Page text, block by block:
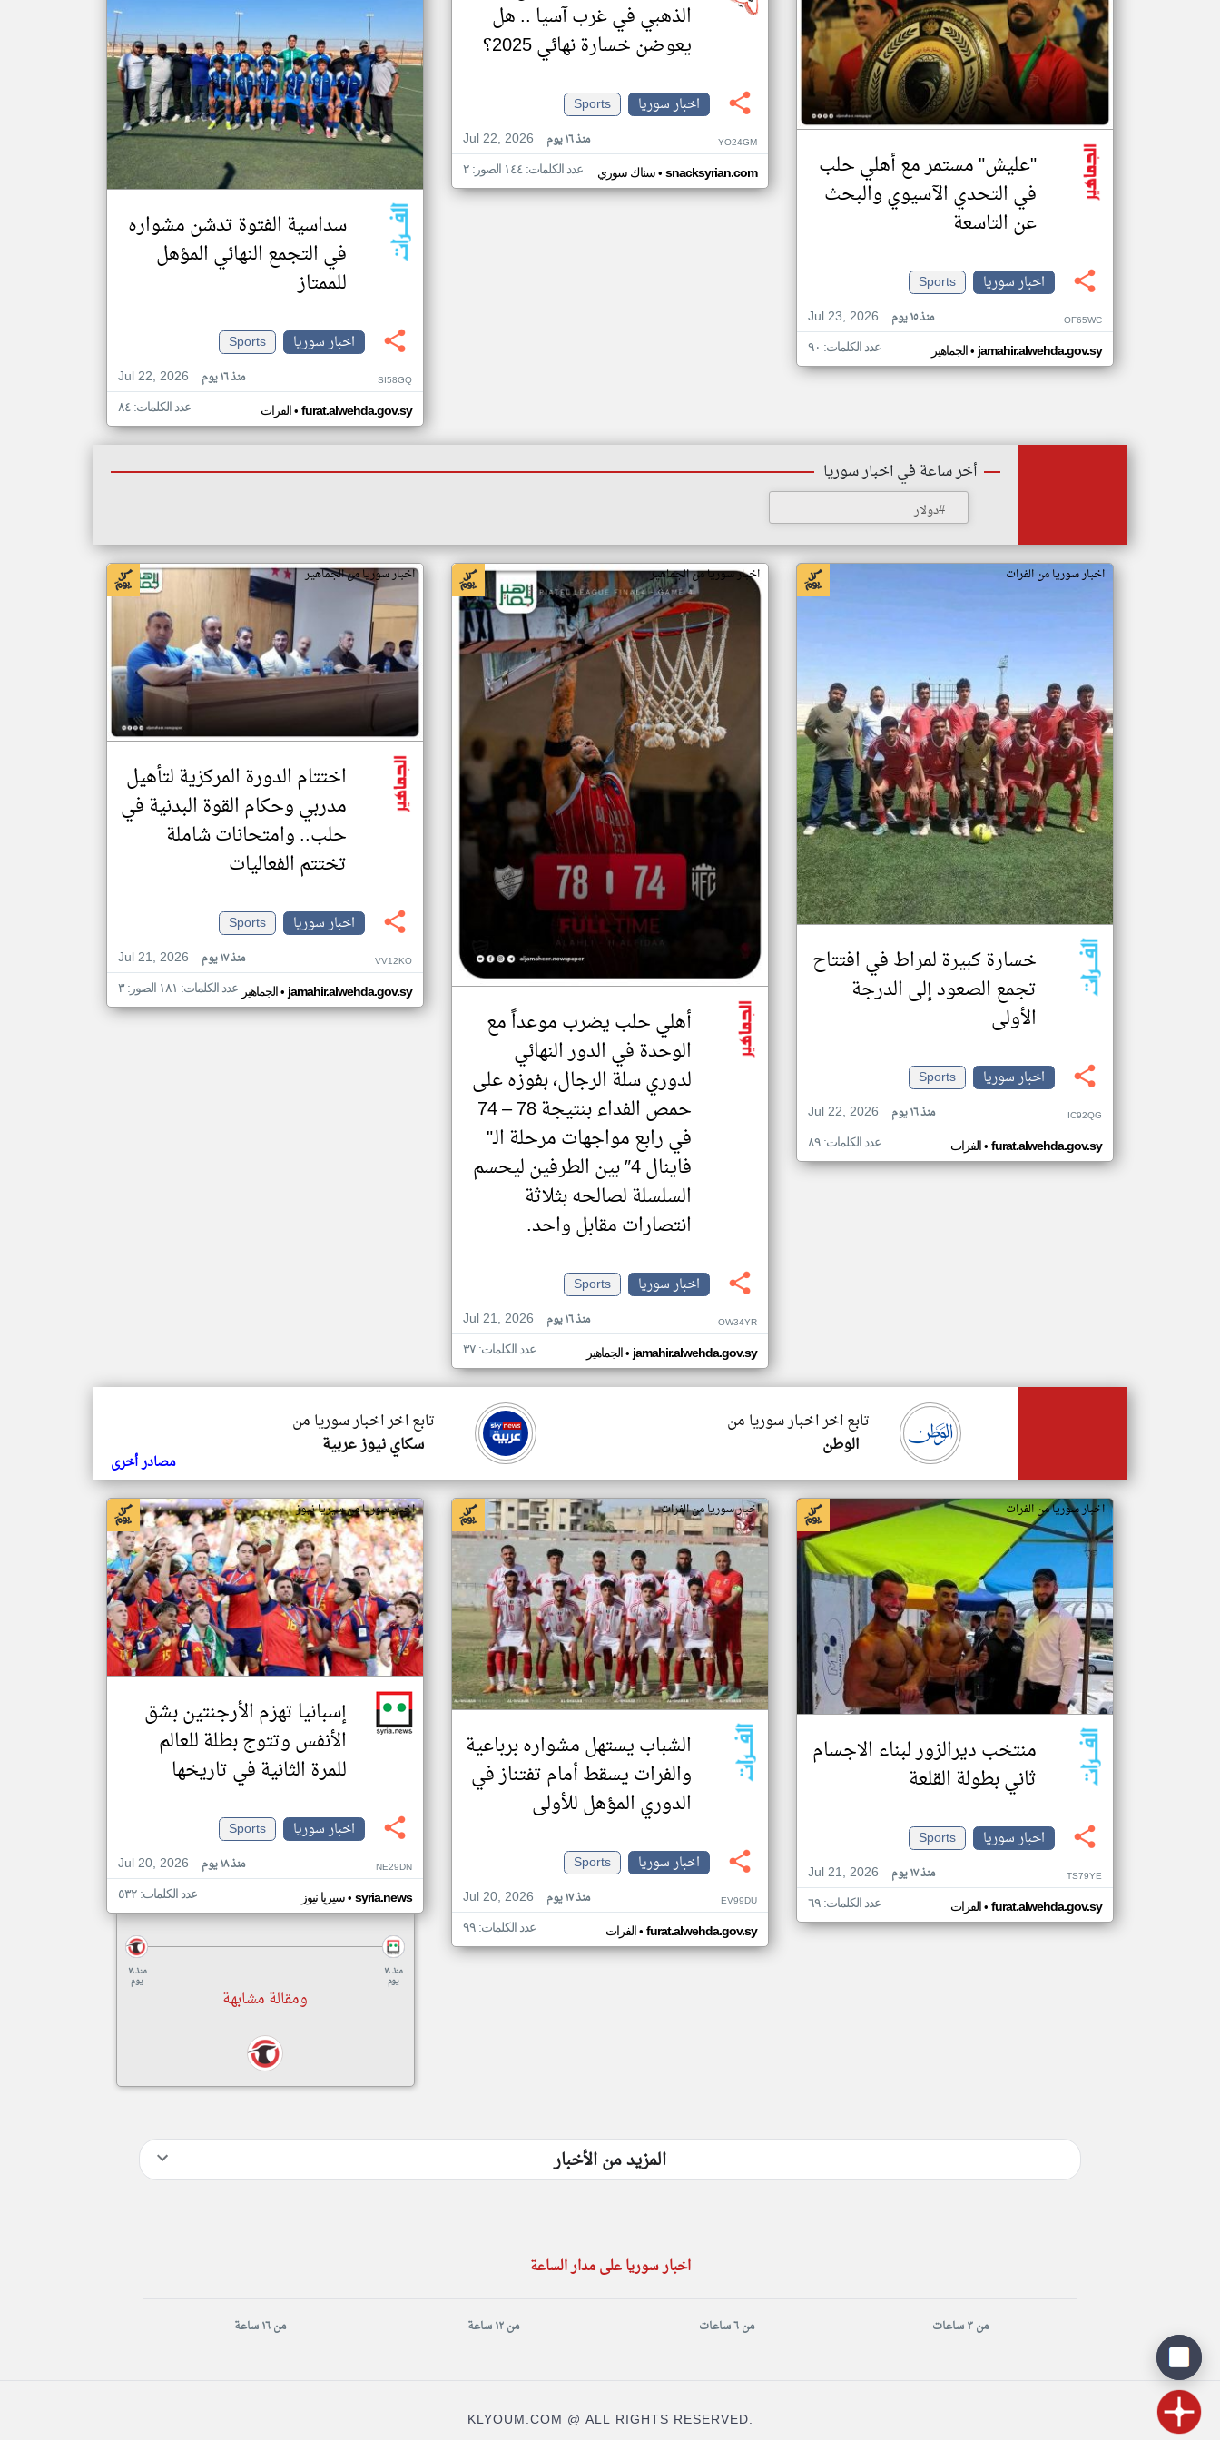
"عليش" مستمر مع أهلي حلب
في التحدي الآسيوي والبحث
عن التاسعة
اخبار سوريا
Sports
Jul 23, 2026
منذ ١٥ يوم OF65WC
الجماهير•jamahir.alwehda.gov.sy عدد الكلمات: ٩٠
الذهبي في غرب آسيا .. هل
يعوضن خسارة نهائي 2025؟
اخبار سوريا
Sports
Jul 22, 2026
منذ ١٦ يوم YO24GM
سناك سوري• snacksyrian.com عدد الكلمات: ١٤٤ الصور: ٢
سداسية الفتوة تدشن مشواره
في التجمع النهائي المؤهل
للممتاز
اخبار سوريا
Sports
Jul 22, 2026
منذ ١٦ يوم SI58GQ
الفرات• furat.alwehda.gov.sy عدد الكلمات: ٨٤
أخر ساعة في اخبار سوريا
#دولار
اخبار سوريا من الفرات
خسارة كبيرة لمراط في افتتاح
تجمع الصعود إلى الدرجة
الأولى
اخبار سوريا
Sports
Jul 22, 2026
منذ ١٦ يوم IC92QG
الفرات• furat.alwehda.gov.sy عدد الكلمات: ٨٩
اخبار سوريا من الجماهير
أهلي حلب يضرب موعداً مع
الوحدة في الدور النهائي
لدوري سلة الرجال، بفوزه على
حمص الفداء بنتيجة 78 – 74
في رابع مواجهات مرحلة الـ"
فاينال 4″ بين الطرفين ليحسم
السلسلة لصالحه بثلاثة
انتصارات مقابل واحد.
اخبار سوريا
Sports
Jul 21, 2026
منذ ١٦ يوم OW34YR
الجماهير•jamahir.alwehda.gov.sy عدد الكلمات: ٣٧
اخبار سوريا من الجماهير
اختتام الدورة المركزية لتأهيل
مدربي وحكام القوة البدنية في
حلب.. وامتحانات شاملة
تختتم الفعاليات
اخبار سوريا
Sports
Jul 21, 2026
منذ ١٧ يوم VV12KO
الجماهير•jamahir.alwehda.gov.sy عدد الكلمات: ١٨١ الصور: ٣
تابع اخر اخبار سوريا من
سكاي نيوز عربية
تابع اخر اخبار سوريا من
الوطن
مصادر أخرى
اخبار سوريا من الفرات
منتخب ديرالزور لبناء الاجسام
ثاني بطولة القلعة
اخبار سوريا
Sports
Jul 21, 2026
منذ ١٧ يوم TS79YE
الفرات• furat.alwehda.gov.sy عدد الكلمات: ٦٩
اخبار سوريا من الفرات
الشباب يستهل مشواره برباعية
والفرات يسقط أمام تفتناز في
الدوري المؤهل للأولى
اخبار سوريا
Sports
Jul 20, 2026
منذ ١٧ يوم EV99DU
الفرات• furat.alwehda.gov.sy عدد الكلمات: ٩٩
اخبار سوريا من سيريا نيوز
إسبانيا تهزم الأرجنتين بشق
الأنفس وتتوج بطلة للعالم
للمرة الثانية في تاريخها
اخبار سوريا
Sports
Jul 20, 2026
منذ ١٨ يوم NE29DN
سيريا نيوز• syria.news عدد الكلمات: ٥٣٢
منذ ١٨
يوم
منذ ١٨
يوم
ومقالة مشابهة
المزيد من الأخبار
اخبار سوريا على مدار الساعة
من ٣ ساعات من ٦ ساعات من ١٢ ساعة من ١٦ ساعة
KLYOUM.COM @ ALL RIGHTS RESERVED.